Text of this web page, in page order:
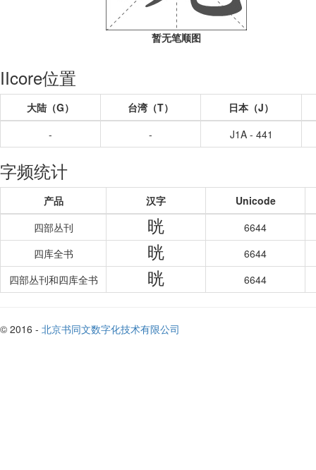
暂无笔顺图
IIcore位置
大陆（G） 台湾（T）
日本（J）
-
- J1A - 441
字频统计
产品 汉字
Unicode
四部丛刊
晄
6644
四库全书
晄
6644
四部丛刊和四库全书
晄 6644
© 2016 - 北京书同文数字化技术有限公司